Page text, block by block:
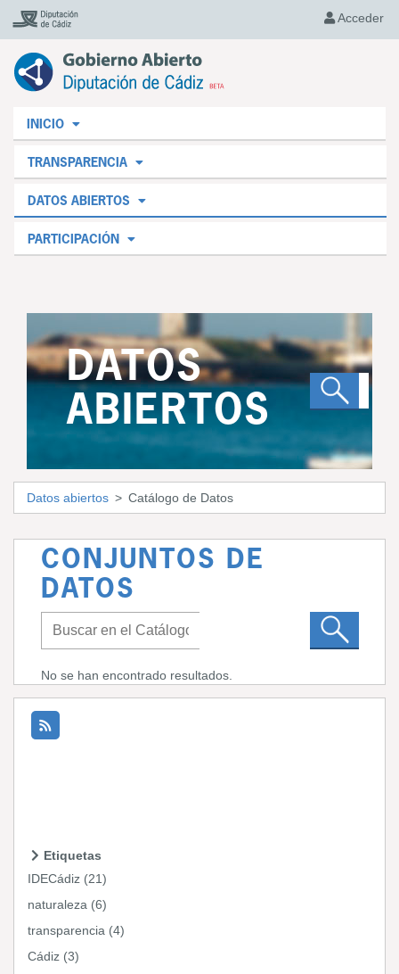
Acceder
INICIO
TRANSPARENCIA
DATOS ABIERTOS
PARTICIPACIÓN
DATOS
ABIERTOS
Datos abiertos Catálogo de Datos
CONJUNTOS DE
DATOS
No se han encontrado resultados.
Etiquetas
IDECádiz (21)
naturaleza (6)
transparencia (4)
Cádiz (3)